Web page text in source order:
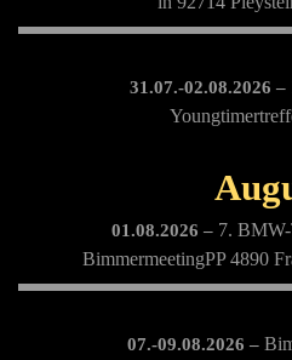
31.07.-02.08.2026 –
01.08.2026 – 7.
BimmermeetingPP 4890
07.-09.08.2026 –